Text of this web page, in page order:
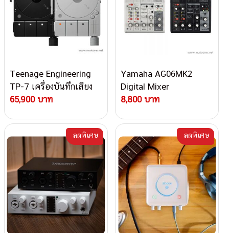
Teenage Engineering
TP-7 เครื่องบันทึกเสียง
65,900 บาท
Yamaha AG06MK2
Digital Mixer
8,800 บาท
ลดพิเศษ ลดพิเศษ